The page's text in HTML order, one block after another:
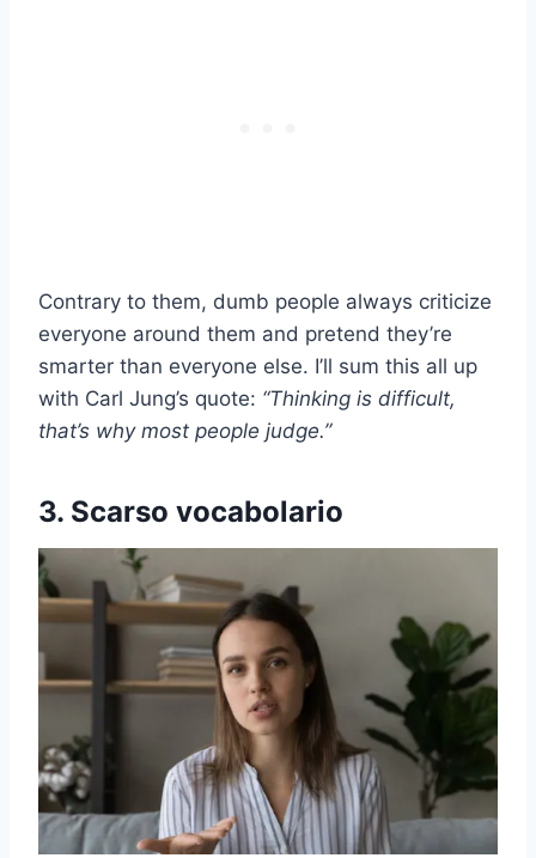
Contrary to them, dumb people always criticize
everyone around them and pretend they’re
smarter than everyone else. I’ll sum this all up
with Carl Jung’s quote: “Thinking is difficult,
that’s why most people judge.”
3. Scarso vocabolario